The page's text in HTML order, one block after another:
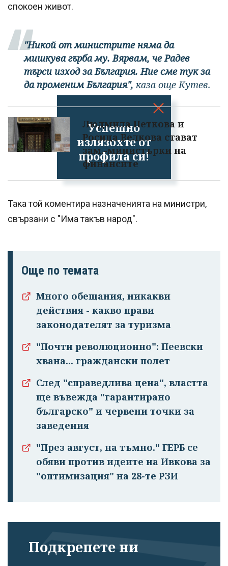
Успешно
излязохте от
профила си!
спокоен живот.
"Никой от министрите няма да
мишкува гърба му. Вярвам, че Радев
търси изход за България. Ние сме тук за
да променим България", каза още Кутев.
Людмила Петкова и
Росица Велкова стават
зам.-министърки на
финансите
Така той коментира назначенията на министри,
свързани с "Има такъв народ".
Още по темата
Много обещания, никакви
действия - какво прави
законодателят за туризма
"Почти революционно": Пеевски
хвана... граждански полет
След "справедлива цена", властта
ще въвежда "гарантирано
българско" и червени точки за
заведения
"През август, на тъмно." ГЕРБ се
обяви против идеите на Ивкова за
"оптимизация" на 28-те РЗИ
Подкрепете ни